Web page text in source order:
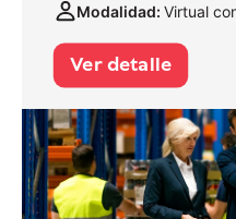
Modalidad: Virtual
Ver detalle